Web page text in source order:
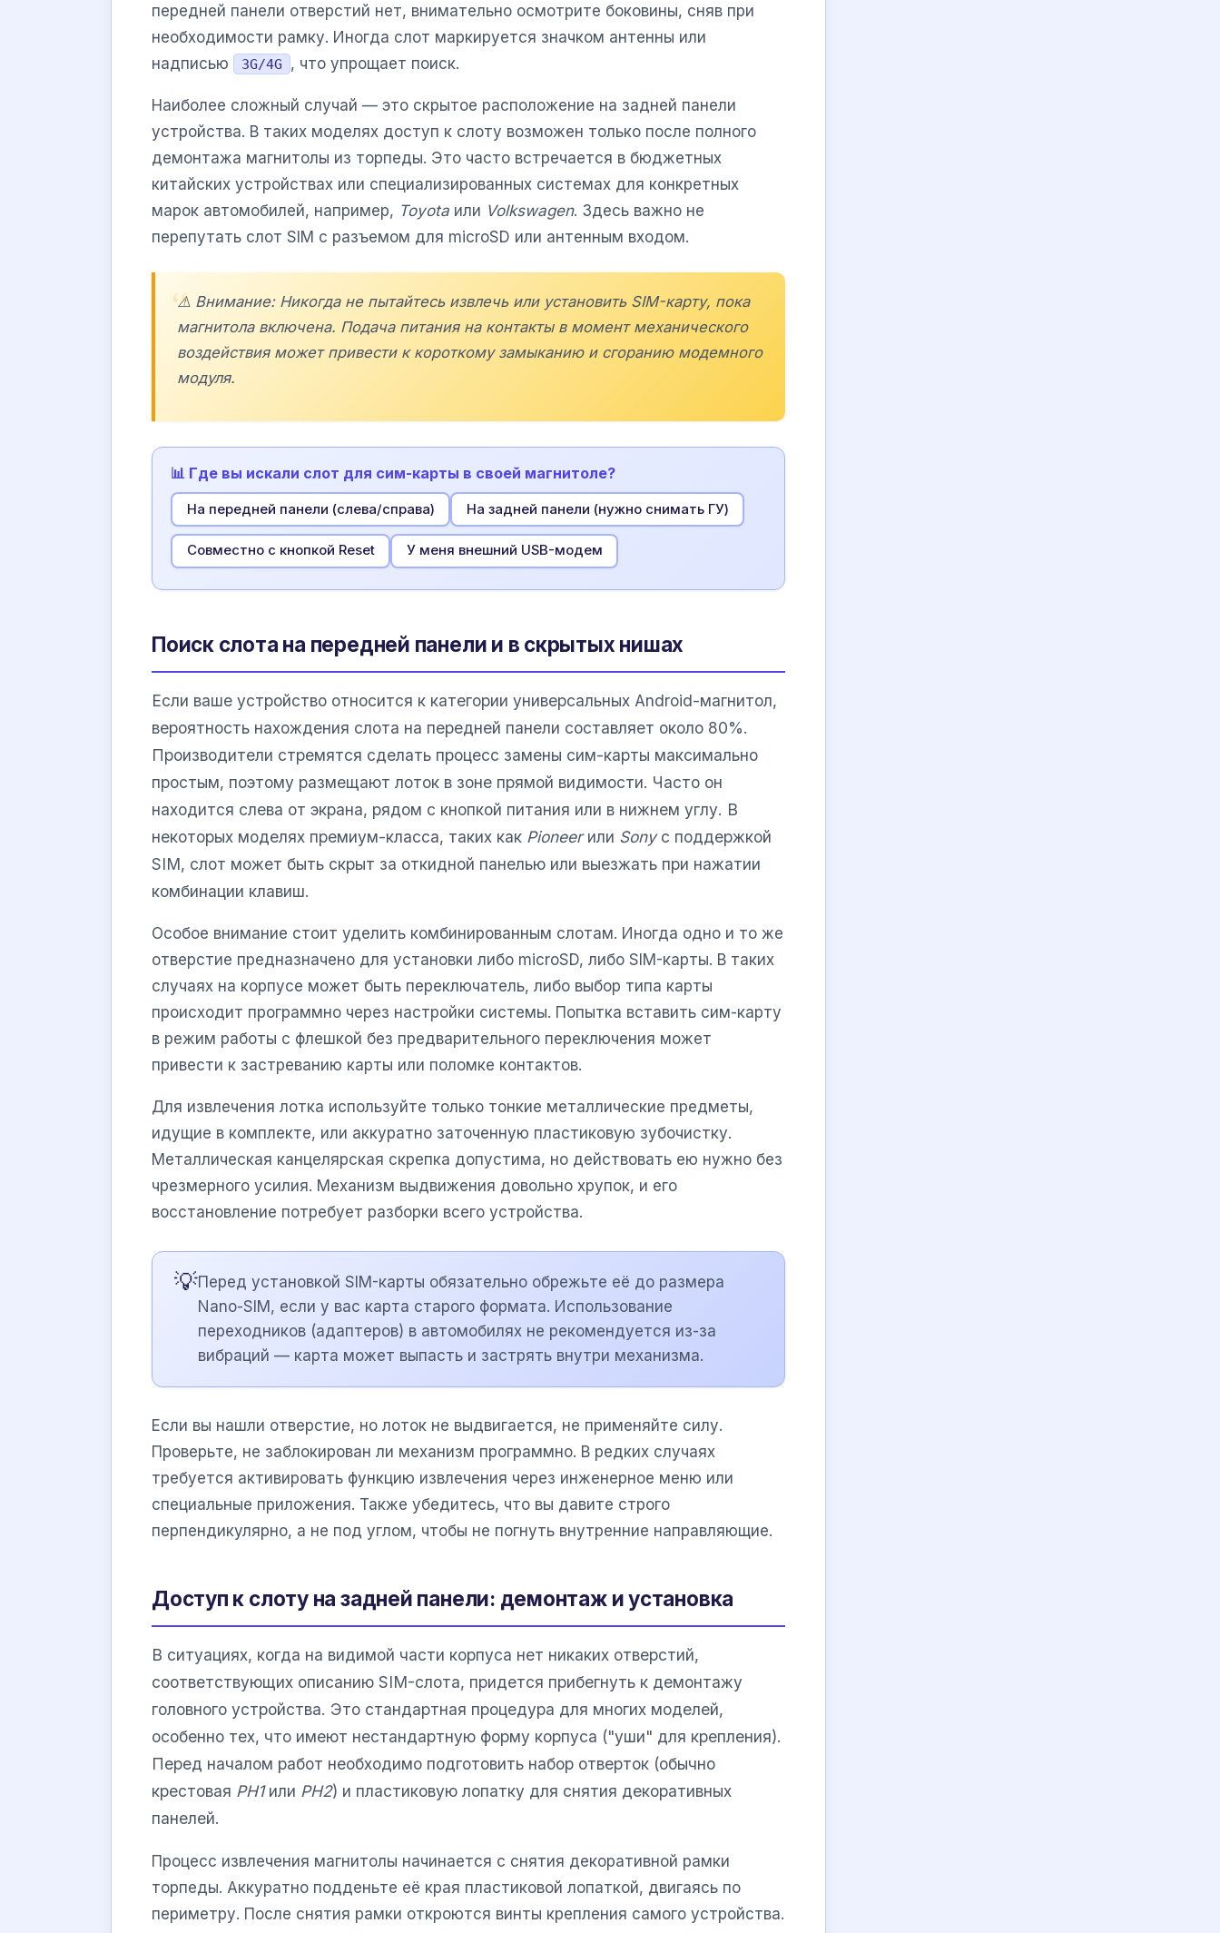
передней панели отверстий нет, внимательно осмотрите боковины, сняв при
необходимости рамку. Иногда слот маркируется значком антенны или
надписью
3G/4G , что упрощает поиск.
Наиболее сложный случай — это скрытое расположение на задней панели
устройства. В таких моделях доступ к слоту возможен только после полного
демонтажа магнитолы из торпеды. Это часто встречается в бюджетных
китайских устройствах или специализированных системах для конкретных
марок автомобилей, например, Toyota или Volkswagen. Здесь важно не
перепутать слот SIM с разъемом для microSD или антенным входом.
⚠️ Внимание: Никогда не пытайтесь извлечь или установить SIM-карту, пока
магнитола включена. Подача питания на контакты в момент механического
воздействия может привести к короткому замыканию и сгоранию модемного
модуля.
📊 Где вы искали слот для сим-карты в своей магнитоле?
На передней панели (слева/справа) На задней панели (нужно снимать ГУ)
Совместно с кнопкой Reset У меня внешний USB-модем
Поиск слота на передней панели и в скрытых нишах
Если ваше устройство относится к категории универсальных Android-магнитол,
вероятность нахождения слота на передней панели составляет около 80%.
Производители стремятся сделать процесс замены сим-карты максимально
простым, поэтому размещают лоток в зоне прямой видимости. Часто он
находится слева от экрана, рядом с кнопкой питания или в нижнем углу. В
некоторых моделях премиум-класса, таких как Pioneerили Sonyс поддержкой
SIM, слот может быть скрыт за откидной панелью или выезжать при нажатии
комбинации клавиш.
Особое внимание стоит уделить комбинированным слотам. Иногда одно и то же
отверстие предназначено для установки либо microSD, либо SIM-карты. В таких
случаях на корпусе может быть переключатель, либо выбор типа карты
происходит программно через настройки системы. Попытка вставить сим-карту
в режим работы с флешкой без предварительного переключения может
привести к застреванию карты или поломке контактов.
Для извлечения лотка используйте только тонкие металлические предметы,
идущие в комплекте, или аккуратно заточенную пластиковую зубочистку.
Металлическая канцелярская скрепка допустима, но действовать ею нужно без
чрезмерного усилия. Механизм выдвижения довольно хрупок, и его
восстановление потребует разборки всего устройства.
💡Перед установкой SIM-карты обязательно обрежьте её до размера
Nano-SIM, если у вас карта старого формата. Использование
переходников (адаптеров) в автомобилях не рекомендуется из-за
вибраций — карта может выпасть и застрять внутри механизма.
Если вы нашли отверстие, но лоток не выдвигается, не применяйте силу.
Проверьте, не заблокирован ли механизм программно. В редких случаях
требуется активировать функцию извлечения через инженерное меню или
специальные приложения. Также убедитесь, что вы давите строго
перпендикулярно, а не под углом, чтобы не погнуть внутренние направляющие.
Доступ к слоту на задней панели: демонтаж и установка
В ситуациях, когда на видимой части корпуса нет никаких отверстий,
соответствующих описанию SIM-слота, придется прибегнуть к демонтажу
головного устройства. Это стандартная процедура для многих моделей,
особенно тех, что имеют нестандартную форму корпуса ("уши" для крепления).
Перед началом работ необходимо подготовить набор отверток (обычно
крестовая PH1или PH2) и пластиковую лопатку для снятия декоративных
панелей.
Процесс извлечения магнитолы начинается с снятия декоративной рамки
торпеды. Аккуратно подденьте её края пластиковой лопаткой, двигаясь по
периметру. После снятия рамки откроются винты крепления самого устройства.